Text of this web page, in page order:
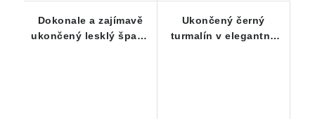
Dokonale a zajímavě
ukončený lesklý špalík
Ukončený černý
turmalín v elegantně